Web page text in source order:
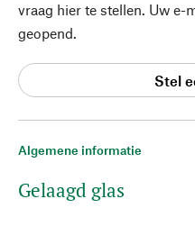
Algemene informatie
Gelaagd glas
vraag hier te stellen. Uw
geopend.
Stel